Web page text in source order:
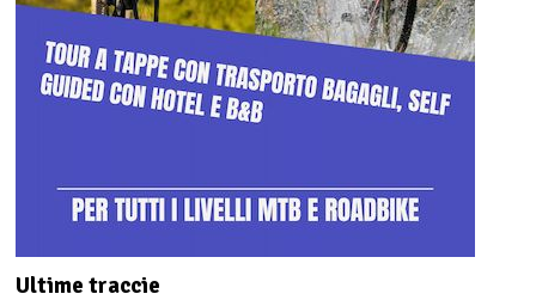
Ultime traccie